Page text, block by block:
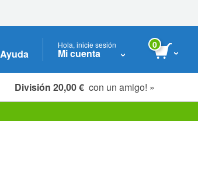
Ayuda
Hola, inicie sesión
Mi cuenta
0
División 20,00 € con un amigo! »